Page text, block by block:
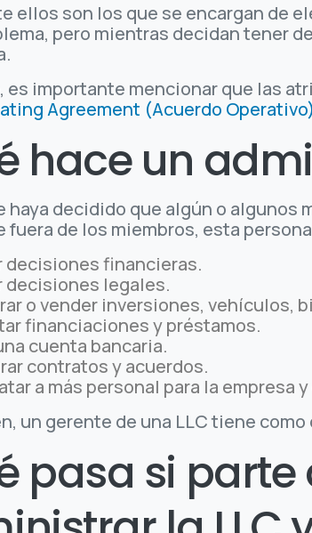
ellos son los que se encargan de
pero mientras decidan tener
es importante mencionar que las
Agreement (Acuerdo
hace un
haya decidido que algún o
fuera de los miembros, esta
decisiones financieras.
decisiones legales.
o vender inversiones, vehículos,
financiaciones y préstamos.
cuenta bancaria.
contratos y acuerdos.
a más personal para la
un gerente de una LLC tiene
pasa si